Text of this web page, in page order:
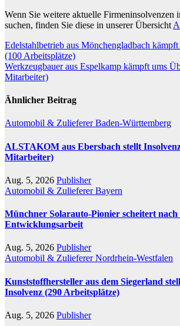
Wenn Sie weitere aktuelle
suchen, finden Sie diese in unserer Übersicht
Beitragsnavigation
Edelstahlbetrieb aus Mönchengladbach
(100 Arbeitsplätze)
Werkzeugbauer aus Espelkamp kämpft ums
Mitarbeiter)
Ähnlicher Beitrag
Automobil & ZuliefererBaden-Württemberg
ALSTAKOM aus Ebersbach stellt
Mitarbeiter)
Aug. 5, 2026 Publisher
Automobil & ZuliefererBayern
Münchner Solarauto-Pionier scheitert nach
Entwicklungsarbeit
Aug. 5, 2026 Publisher
Automobil & ZuliefererNordrhein-Westfalen
Kunststoffhersteller aus dem Siegerland
Insolvenz (290 Arbeitsplätze)
Aug. 5, 2026 Publisher